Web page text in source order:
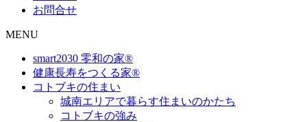
お問合せ
MENU
smart2030 零和の家®
健康長寿をつくる家®
コトブキの住まい
城南エリアで暮らす住まいのかたち
コトブキの強み